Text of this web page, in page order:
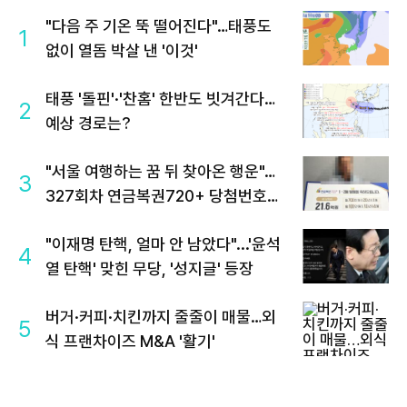
1
"다음 주 기온 뚝 떨어진다"…태풍도
없이 열돔 박살 낸 '이것'
2
태풍 '돌핀'·'찬홈' 한반도 빗겨간다…
예상 경로는?
3
"서울 여행하는 꿈 뒤 찾아온 행운"…
327회차 연금복권720+ 당첨번호조
4
"이재명 탄핵, 얼마 안 남았다"...'윤석
열 탄핵' 맞힌 무당, '성지글' 등장
5
버거·커피·치킨까지 줄줄이 매물…외
식 프랜차이즈 M&A '활기'